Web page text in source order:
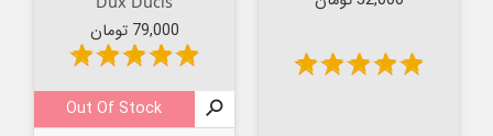
star
star
star
star
star
قیمت
79,000 تومان
star
star
star
star
star

Out Of Stock